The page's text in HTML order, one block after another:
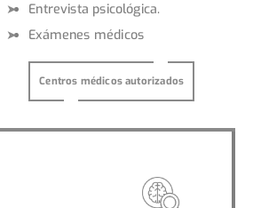
Entrevista psicológica.
Exámenes médicos
Centros médicos autorizados